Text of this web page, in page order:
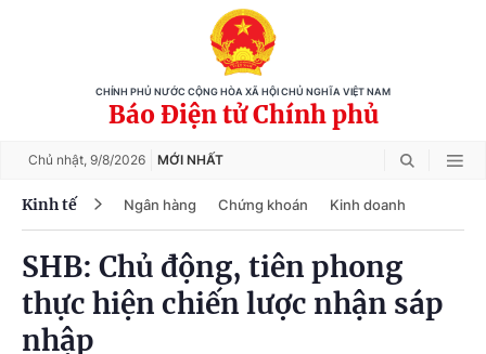
CHÍNH PHỦ NƯỚC CỘNG HÒA XÃ HỘI CHỦ NGHĨA VIỆT NAM
Báo Điện tử Chính phủ
Chủ nhật, 9/8/2026 MỚI NHẤT
Kinh tế Ngân hàng Chứng khoán Kinh doanh
SHB: Chủ động, tiên phong
thực hiện chiến lược nhận sáp
nhập